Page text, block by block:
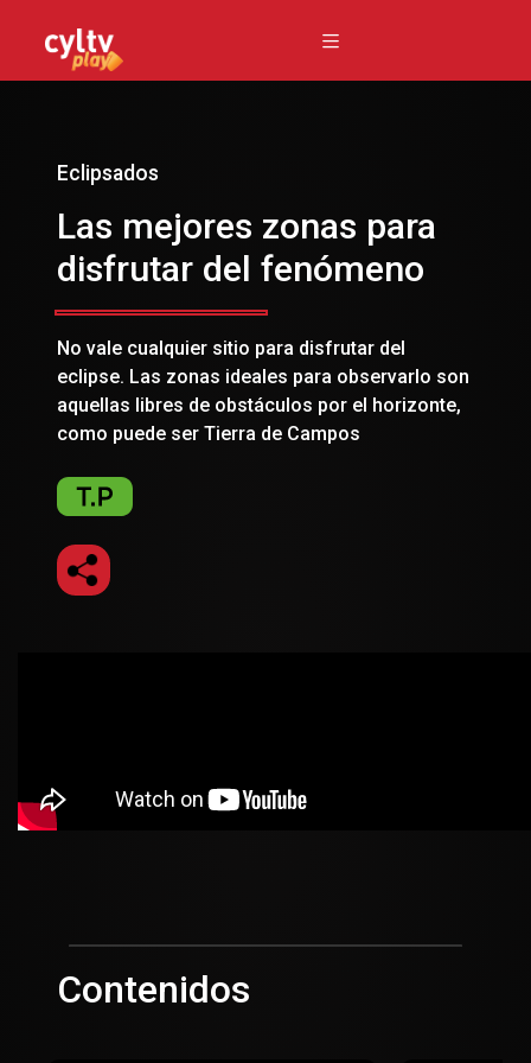
Eclipsados
Las mejores zonas para
disfrutar del fenómeno
No vale cualquier sitio para disfrutar del
eclipse. Las zonas ideales para observarlo son
aquellas libres de obstáculos por el horizonte,
como puede ser Tierra de Campos
Contenidos